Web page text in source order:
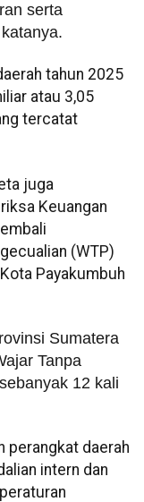
serta
tahun 2025
atau 3,05
tercatat
juga
Keuangan
(WTP)
Payakumbuh
Sumatera
Tanpa
12 kali
perangkat daerah
intern dan